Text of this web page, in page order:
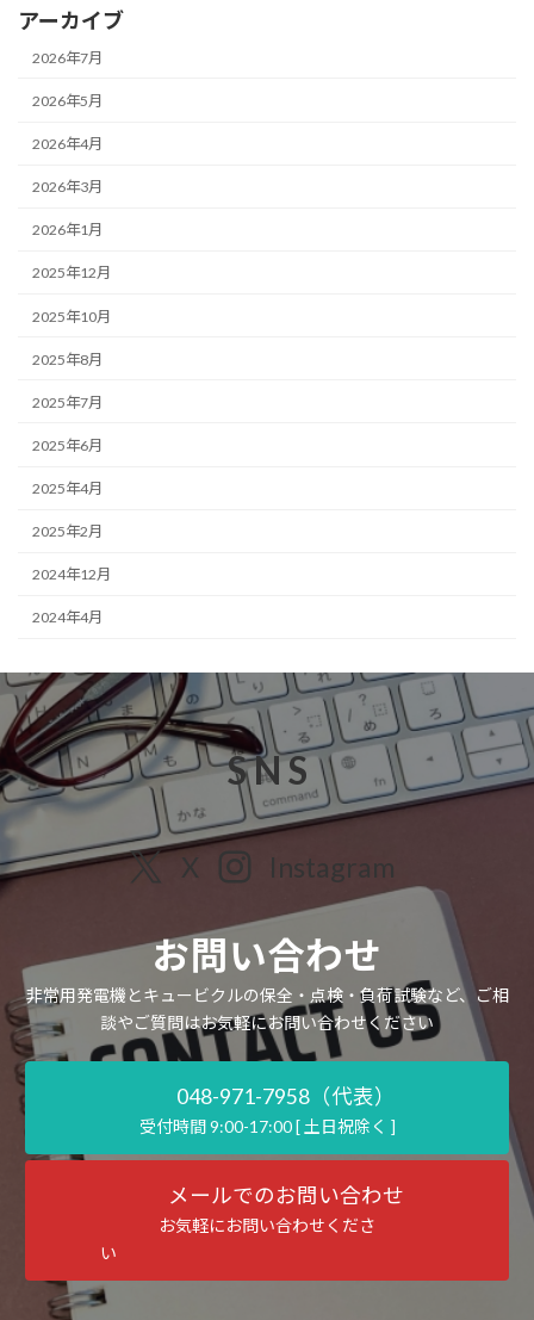
アーカイブ
2026年7月
2026年5月
2026年4月
2026年3月
2026年1月
2025年12月
2025年10月
2025年8月
2025年7月
2025年6月
2025年4月
2025年2月
2024年12月
2024年4月
S N S
X Instagram
お問い合わせ
非常用発電機とキュービクルの保全・点検・負荷試験など、ご相
談やご質問はお気軽にお問い合わせください
048-971-7958（代表）
受付時間 9:00-17:00 [ 土日祝除く ]
メールでのお問い合わせ
お気軽にお問い合わせくださ
い